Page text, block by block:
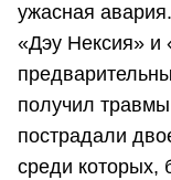
ужасная
«Дэу Нексия» и
получил
пострадали
среди которых,